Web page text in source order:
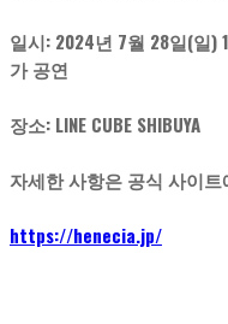
일시: 2024년 7월 28일(
가 공연
장소: LINE CUBE SHIBUYA
자세한 사항은 공식 사이
https://henecia.jp/